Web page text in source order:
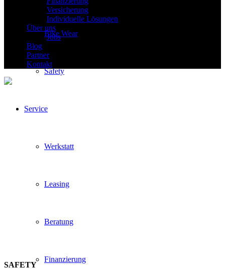
Bike Wear
Safety
Service
Werkstatt
Leasing
Beratung
Finanzierung
Versicherung
Individuelle Lösungen
Über uns
Jobs
Blog
Partner
Kontakt
SAFETY